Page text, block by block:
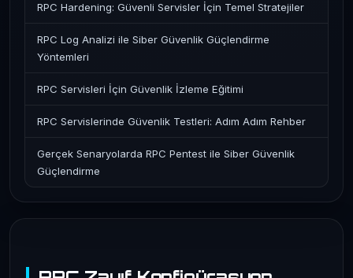
RPC Hardening: Güvenli Servisler İçin Temel Stratejiler
RPC Log Analizi ile Siber Güvenlik Güçlendirme
Yöntemleri
RPC Servisleri İçin Güvenlik İzleme Eğitimi
RPC Servislerinde Güvenlik Testleri: Adım Adım Rehber
Gerçek Senaryolarda RPC Pentest ile Siber Güvenlik
Güçlendirme